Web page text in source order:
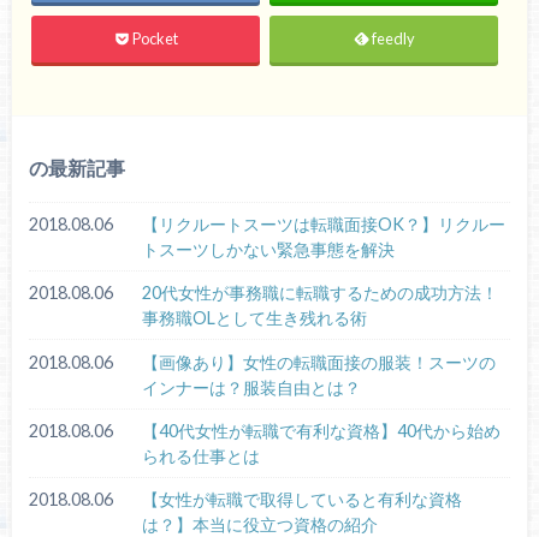
Pocket feedly
の最新記事
2018.08.06
【リクルートスーツは転職面接OK？】リクルー
トスーツしかない緊急事態を解決
2018.08.06
20代女性が事務職に転職するための成功方法！
事務職OLとして生き残れる術
2018.08.06
【画像あり】女性の転職面接の服装！スーツの
インナーは？服装自由とは？
2018.08.06
【40代女性が転職で有利な資格】40代から始め
られる仕事とは
2018.08.06
【女性が転職で取得していると有利な資格
は？】本当に役立つ資格の紹介